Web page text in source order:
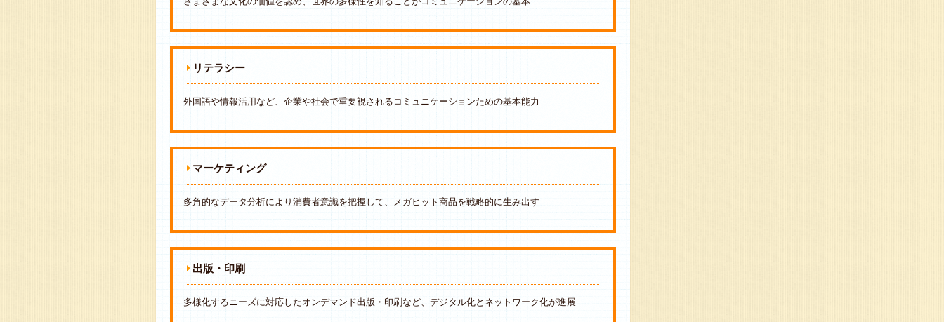
リテラシー
外国語や情報活用など、企業や社会で重要視されるコミュニケーションための基本能力
マーケティング
多角的なデータ分析により消費者意識を把握して、メガヒット商品を戦略的に生み出す
出版・印刷
多様化するニーズに対応したオンデマンド出版・印刷など、デジタル化とネットワーク化が進展